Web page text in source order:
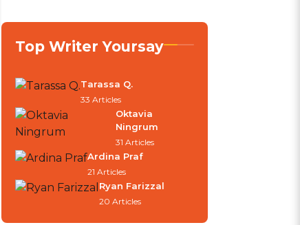
Top Writer Yoursay
Tarassa Q.
33 Articles
Oktavia
Ningrum
31 Articles
Ardina Praf
21 Articles
Ryan Farizzal
20 Articles